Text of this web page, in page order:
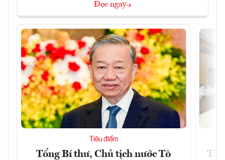
Đọc ngay
Tiêu điểm
Tổng Bí thư, Chủ tịch nước Tô